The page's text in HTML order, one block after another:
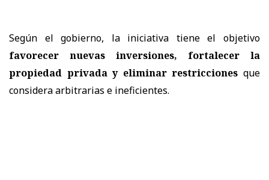
Según el gobierno, la iniciativa tiene el objetivo
favorecer nuevas inversiones, fortalecer la
propiedad privada y eliminar restricciones que
considera arbitrarias e ineficientes.